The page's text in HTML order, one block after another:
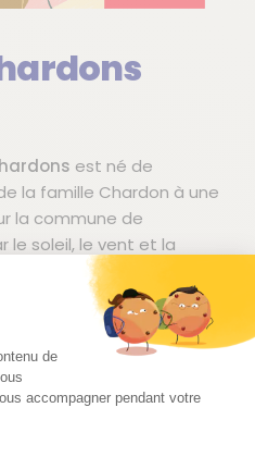
de
accompagner pendant votre
est né de
la famille Chardon à une
la commune de
le soleil, le vent et la
la famille y développe
et
rejoint ses parents et
en plantant 9
par une approche
choisit dès le départ de